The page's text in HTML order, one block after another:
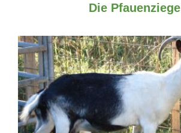
Die Pfauenziege